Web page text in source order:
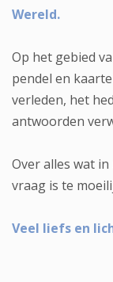
Wereld.
Op het gebied
pendel en
verleden, het
antwoorden
Over alles wat
vraag is te
Veel liefs en